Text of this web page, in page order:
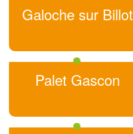
Galoche sur Billot
Palet Gascon